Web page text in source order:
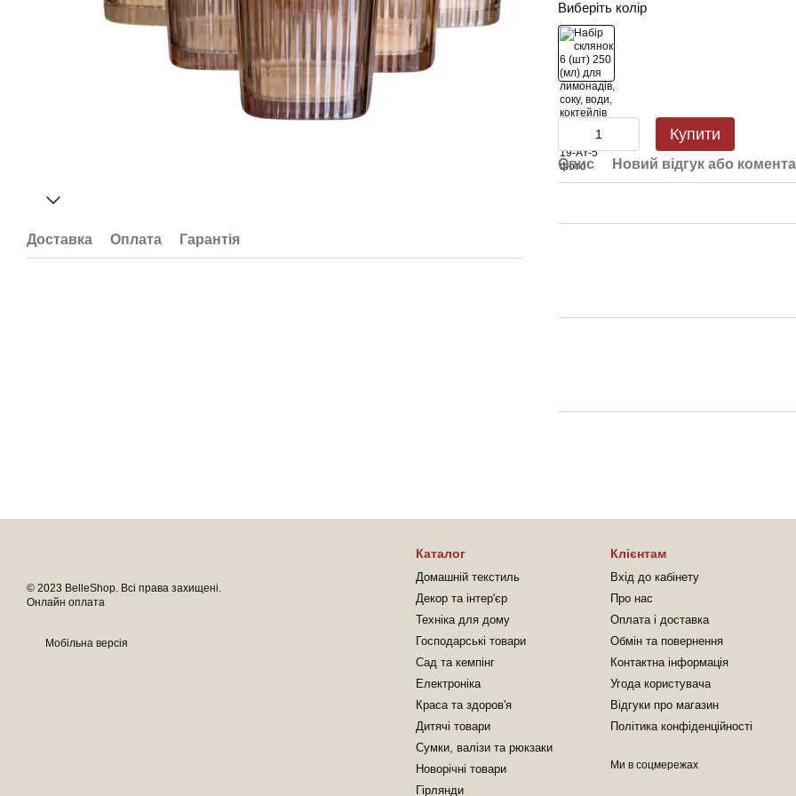
Доставка Оплата Гарантія
Виберіть колір
Купити
Опис Новий відгук або
© 2023 BelleShop. Всі права захищені.
Онлайн оплата
Мобільна версія
Каталог
Домашній текстиль
Декор та інтер'єр
Техніка для дому
Господарські товари
Сад та кемпінг
Електроніка
Краса та здоров'я
Дитячі товари
Сумки, валізи та рюкзаки
Новорічні товари
Гірлянди
Клієнтам
Вхід до кабінету
Про нас
Оплата і доставка
Обмін та повернення
Контактна інформація
Угода користувача
Відгуки про магазин
Політика конфіденційності
Ми в соцмережах